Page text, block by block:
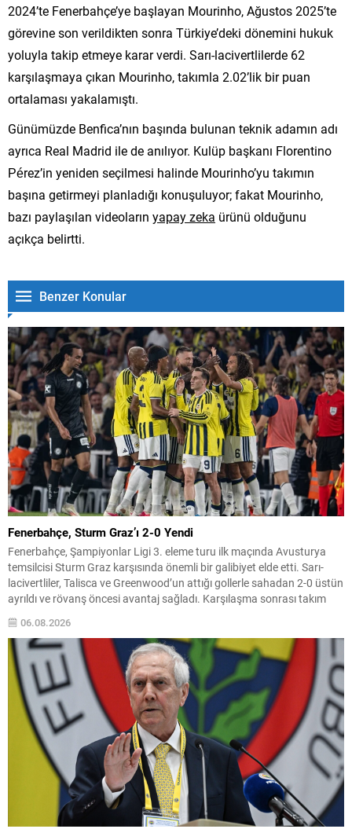
2024’te Fenerbahçe’ye başlayan Mourinho, Ağustos 2025’te
görevine son verildikten sonra Türkiye’deki dönemini hukuk
yoluyla takip etmeye karar verdi. Sarı-lacivertlilerde 62
karşılaşmaya çıkan Mourinho, takımla 2.02’lik bir puan
ortalaması yakalamıştı.
Günümüzde Benfica’nın başında bulunan teknik adamın adı
ayrıca Real Madrid ile de anılıyor. Kulüp başkanı Florentino
Pérez’in yeniden seçilmesi halinde Mourinho’yu takımın
başına getirmeyi planladığı konuşuluyor; fakat Mourinho,
bazı paylaşılan videoların yapay zeka ürünü olduğunu
açıkça belirtti.
Benzer Konular
Fenerbahçe, Sturm Graz’ı 2-0 Yendi
Fenerbahçe, Şampiyonlar Ligi 3. eleme turu ilk maçında Avusturya
temsilcisi Sturm Graz karşısında önemli bir galibiyet elde etti. Sarı-
lacivertliler, Talisca ve Greenwood’un attığı gollerle sahadan 2-0 üstün
ayrıldı ve rövanş öncesi avantaj sağladı. Karşılaşma sonrası takım
verdi. Futboldan sorumlu yönetici Cihan Kamer,...
06.08.2026